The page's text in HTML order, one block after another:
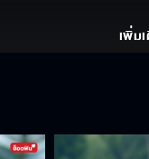
เพิ่ม